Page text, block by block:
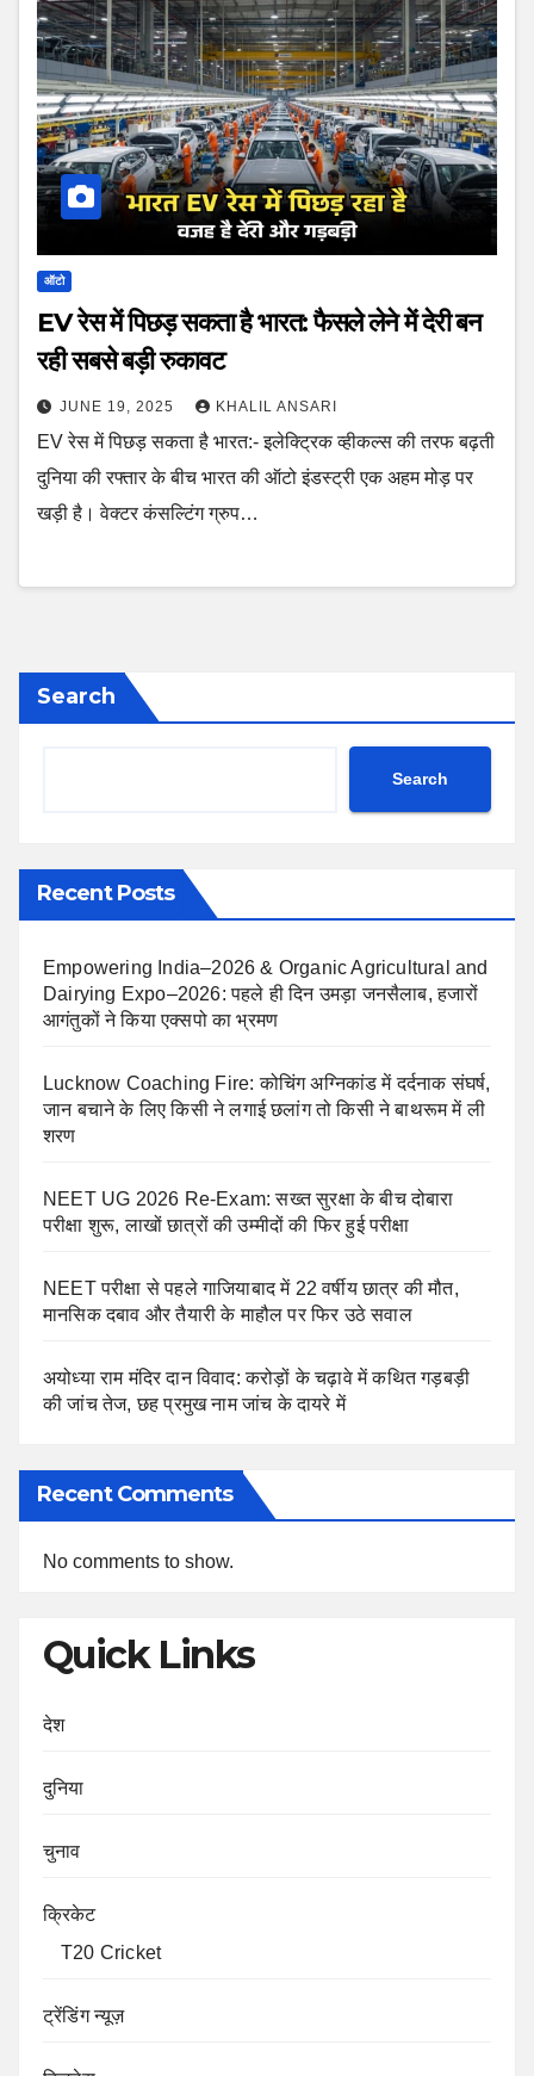
ऑटो
EV रेस में पिछड़ सकता है भारत: फैसले लेने में देरी बन
रही सबसे बड़ी रुकावट
JUNE 19, 2025 KHALIL ANSARI
EV रेस में पिछड़ सकता है भारत:- इलेक्ट्रिक व्हीकल्स की तरफ बढ़ती
दुनिया की रफ्तार के बीच भारत की ऑटो इंडस्ट्री एक अहम मोड़ पर
खड़ी है। वेक्टर कंसल्टिंग ग्रुप…
Search
Search
Recent Posts
Empowering India–2026 & Organic Agricultural and
Dairying Expo–2026: पहले ही दिन उमड़ा जनसैलाब, हजारों
आगंतुकों ने किया एक्सपो का भ्रमण
Lucknow Coaching Fire: कोचिंग अग्निकांड में दर्दनाक संघर्ष,
जान बचाने के लिए किसी ने लगाई छलांग तो किसी ने बाथरूम में ली
शरण
NEET UG 2026 Re-Exam: सख्त सुरक्षा के बीच दोबारा
परीक्षा शुरू, लाखों छात्रों की उम्मीदों की फिर हुई परीक्षा
NEET परीक्षा से पहले गाजियाबाद में 22 वर्षीय छात्र की मौत,
मानसिक दबाव और तैयारी के माहौल पर फिर उठे सवाल
अयोध्या राम मंदिर दान विवाद: करोड़ों के चढ़ावे में कथित गड़बड़ी
की जांच तेज, छह प्रमुख नाम जांच के दायरे में
Recent Comments
No comments to show.
Quick Links
देश
दुनिया
चुनाव
क्रिकेट
T20 Cricket
ट्रेंडिंग न्यूज़